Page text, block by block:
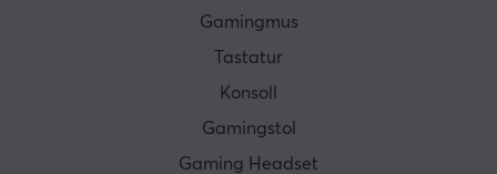
Gamingmus
Tastatur
Konsoll
Gamingstol
Gaming Headset